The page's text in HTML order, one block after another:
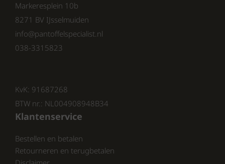
DezeRohde dames pantoffels
voor wie op zoek is naar comfortabele,
warme en stabiele sloffen met gesloten hiel
Ideaal voor thuisgebruik, met de kwaliteit en
Ben je geïnteresseerd in het aanschaffen van
de Rohde dames pantoffels? Ze zijn nu te
koop bijhttps://www.schoenhuisbrink.nl/
je een uitgebreid assortiment van Rohde
pantoffels, allemaal ontworpen met jouw
Markeresplein 10b
8271 BV IJsselmuiden
info@pantoffelspecialist.nl
038-3315823
KvK: 91687268
BTW nr.: NL004908948B34
Klantenservice
Bestellen en betalen
Retourneren en terugbetalen